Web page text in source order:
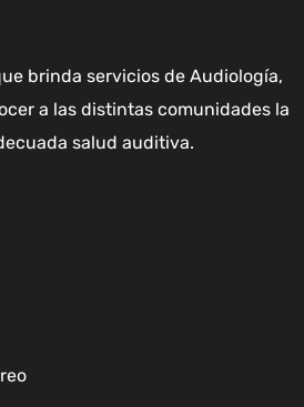
brinda servicios de Audiología,
a las distintas comunidades la
salud auditiva.